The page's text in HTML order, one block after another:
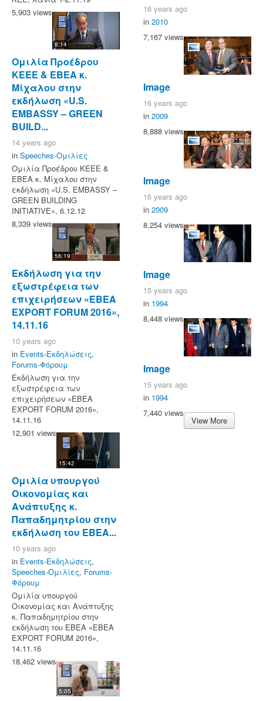
5,903 views
8:14
Ομιλία Προέδρου
ΚΕΕΕ & ΕΒΕΑ κ.
Μίχαλου στην
εκδήλωση «U.S.
EMBASSY – GREEN
BUILD...
14 years ago
in Speeches-Ομιλίες
Ομιλία Προέδρου ΚΕΕΕ &
ΕΒΕΑ κ. Μίχαλου στην
εκδήλωση «U.S. EMBASSY –
GREEN BUILDING
INITIATIVE», 6.12.12
8,339 views
56:19
Εκδήλωση για την
εξωστρέφεια των
επιχειρήσεων «ΕΒΕΑ
EXPORT FORUM 2016»,
14.11.16
10 years ago
in Events-Εκδηλώσεις,
Forums-Φόρουμ
Εκδήλωση για την
εξωστρέφεια των
επιχειρήσεων «ΕΒΕΑ
EXPORT FORUM 2016»,
14.11.16
12,901 views
15:42
Ομιλία υπουργού
Οικονομίας και
Ανάπτυξης κ.
Παπαδημητρίου στην
εκδήλωση του ΕΒΕΑ...
10 years ago
in Events-Εκδηλώσεις,
Speeches-Ομιλίες, Forums-
Φόρουμ
Ομιλία υπουργού
Οικονομίας και Ανάπτυξης
κ. Παπαδημητρίου στην
εκδήλωση του ΕΒΕΑ «ΕΒΕΑ
EXPORT FORUM 2016»,
14.11.16
18,462 views
5:05
16 years ago
in 2010
7,167 views
Image
16 years ago
in 2009
8,888 views
Image
16 years ago
in 2009
8,254 views
Image
15 years ago
in 1994
8,448 views
Image
15 years ago
in 1994
7,440 views
View More